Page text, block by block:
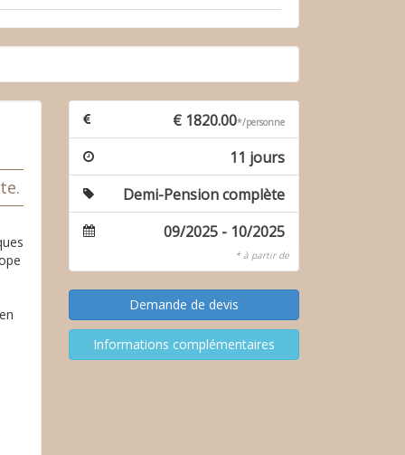
€ 1820.00*/personne
11 jours
Demi-Pension complète
09/2025 - 10/2025
* à partir de